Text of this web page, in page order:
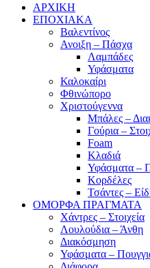
ΑΡΧΙΚΗ
ΕΠΟΧΙΑΚΑ
Βαλεντίνος
Ανοιξη – Πάσχα
Λαμπάδες
Υφάσματα
Καλοκαίρι
Φθινώπορο
Χριστούγεννα
Μπάλες –
Γούρια –
Foam
Κλαδιά
Υφάσματα –
Κορδέλες
Τσάντες –
ΟΜΟΡΦΑ ΠΡΑΓΜΑΤΑ
Χάντρες – Στοιχεία
Λουλούδια – Άνθη
Διακόσμηση
Υφάσματα –